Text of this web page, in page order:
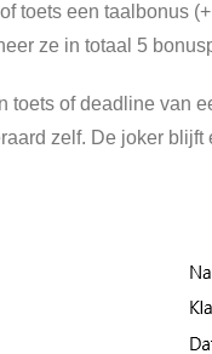
toets een taalbonus
ze in totaal 5
toets of deadline van
zelf. De joker